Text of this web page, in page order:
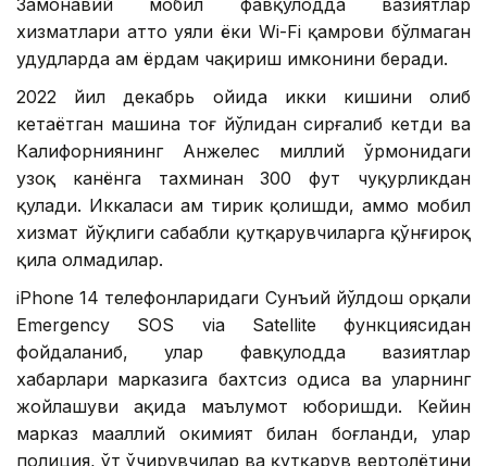
Замонавий мобил фавқулодда вазиятлар
хизматлари ҳатто уяли ёки Wi-Fi қамрови бўлмаган
ҳудудларда ҳам ёрдам чақириш имконини беради.
2022 йил декабрь ойида икки кишини олиб
кетаётган машина тоғ йўлидан сирғалиб кетди ва
Калифорниянинг Анжелес миллий ўрмонидаги
узоқ канёнга тахминан 300 фут чуқурликдан
қулади. Иккаласи ҳам тирик қолишди, аммо мобил
хизмат йўқлиги сабабли қутқарувчиларга қўнғироқ
қила олмадилар.
iPhone 14 телефонларидаги Сунъий йўлдош орқали
Emergency SOS via Satellite функциясидан
фойдаланиб, улар фавқулодда вазиятлар
хабарлари марказига бахтсиз ҳодиса ва уларнинг
жойлашуви ҳақида маълумот юборишди. Кейин
марказ маҳаллий ҳокимият билан боғланди, улар
полиция, ўт ўчирувчилар ва қутқарув вертолётини